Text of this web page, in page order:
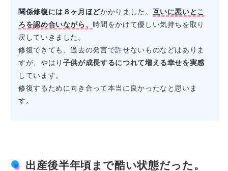
関係修復には８ヶ月ほどかかりました。 互いに悪いとこ
ろを認め合いながら、時間をかけて優しい気持ちを取り
戻していきました。
修復できても、過去の発言で許せないものなどはありま
すが、やはり 子供が成長するにつれて増える幸せを実感
しています。
修復するために向き合って本当に良かったなと思いま
す。
出産後半年頃まで酷い状態だった。